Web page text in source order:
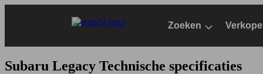
Zoeken
Subaru Legacy Technische specificaties